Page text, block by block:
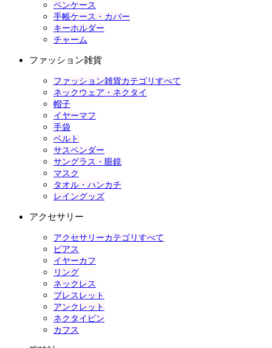
ペンケース
手帳ケース・カバー
キーホルダー
チャーム
ファッション雑貨
ファッション雑貨カテゴリすべて
ネックウェア・ネクタイ
帽子
イヤーマフ
手袋
ベルト
サスペンダー
サングラス・眼鏡
マスク
タオル・ハンカチ
レイングッズ
アクセサリー
アクセサリーカテゴリすべて
ピアス
イヤーカフ
リング
ネックレス
ブレスレット
アンクレット
ネクタイピン
カフス